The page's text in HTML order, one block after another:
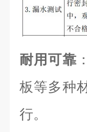
耐用可靠
板等多种
行。